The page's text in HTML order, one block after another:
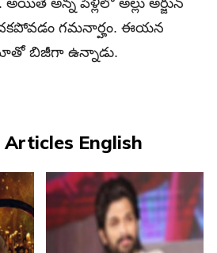
అన్న పెళ్లిలో అల్లు అర్జున్
గ‌మనార్హం. ఈయ‌న
బిజీగా ఉన్నాడు.
Articles English